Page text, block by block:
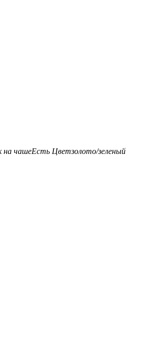
на чашеЕсть Цветзолото/зеленый